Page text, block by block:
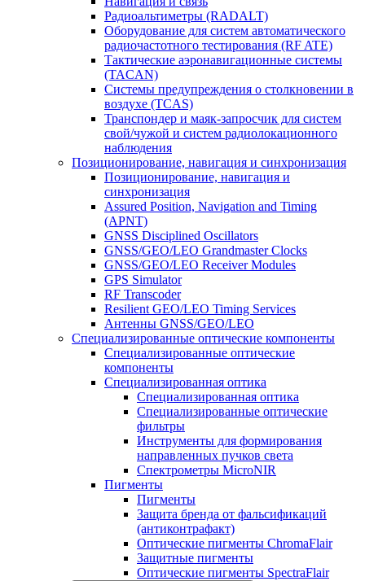
Радиоальтиметры (RADALT)
Оборудование для систем автоматического
радиочастотного тестирования (RF ATE)
Тактические аэронавигационные системы
(TACAN)
Системы предупреждения о столкновении в
воздухе (TCAS)
Транспондер и маяк-запросчик для систем
свой/чужой и систем радиолокационного
наблюдения
Позиционирование, навигация и синхронизация
Позиционирование, навигация и
синхронизация
Assured Position, Navigation and Timing
(APNT)
GNSS Disciplined Oscillators
GNSS/GEO/LEO Grandmaster Clocks
GNSS/GEO/LEO Receiver Modules
GPS Simulator
RF Transcoder
Resilient GEO/LEO Timing Services
Антенны GNSS/GEO/LEO
Специализированные оптические компоненты
Специализированные оптические
компоненты
Специализированная оптика
Специализированная оптика
Специализированные оптические
фильтры
Инструменты для формирования
направленных пучков света
Спектрометры MicroNIR
Пигменты
Пигменты
Защита бренда от фальсификаций
(антиконтрафакт)
Оптические пигменты ChromaFlair
Защитные пигменты
Оптические пигменты SpectraFlair